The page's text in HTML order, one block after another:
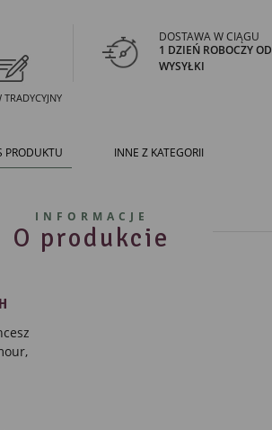
TRADYCYJNY
DOSTAWA W CIĄGU
1 DZIEŃ ROBOCZY OD
WYSYŁKI
PRODUKTU INNE Z KATEGORII
INFORMACJE
O produkcie